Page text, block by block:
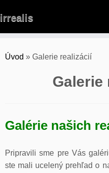
to
irrealis
Úvod » Galerie realizácií
Galerie
Galérie našich
Pripravili sme pre Vás
ste mali ucelený prehľad o